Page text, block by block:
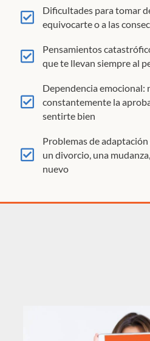
Dificultades para tomar
equivocarte o a las
Pensamientos
que te llevan siempre al
Dependencia emocional:
constantemente la
sentirte bien
Problemas de
un divorcio, una
nuevo